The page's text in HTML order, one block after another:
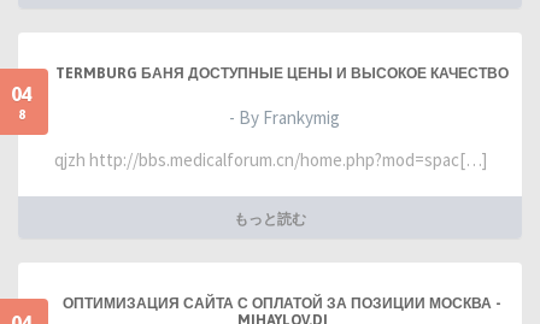
04
8
TERMBURG БАНЯ ДОСТУПНЫЕ ЦЕНЫ И ВЫСОКОЕ КАЧЕСТВО
- By Frankymig
qjzh http://bbs.medicalforum.cn/home.php?mod=spac[…]
もっと読む
ОПТИМИЗАЦИЯ САЙТА С ОПЛАТОЙ ЗА ПОЗИЦИИ МОСКВА -
MIHAYLOV.DI